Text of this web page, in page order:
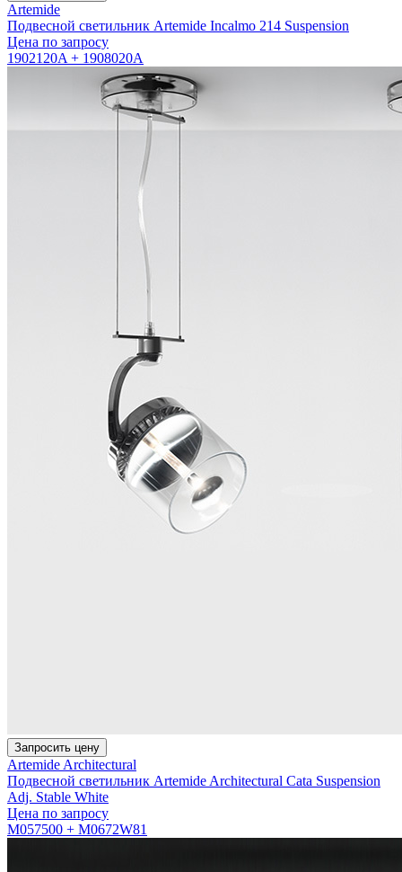
Artemide
Подвесной светильник Artemide Incalmo 214 Suspension
Цена по запросу
1902120A + 1908020A
Запросить цену
Artemide Architectural
Подвесной светильник Artemide Architectural Cata Suspension
Adj. Stable White
Цена по запросу
M057500 + M0672W81